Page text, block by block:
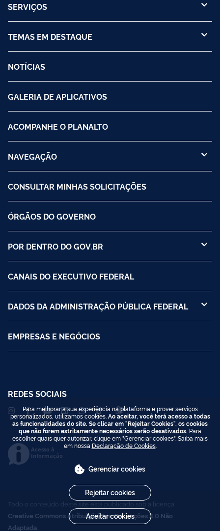
SERVIÇOS
TEMAS EM DESTAQUE
NOTÍCIAS
GALERIA DE APLICATIVOS
ACOMPANHE O PLANALTO
NAVEGAÇÃO
CONSULTAR MINHAS SOLICITAÇÕES
ÓRGÃOS DO GOVERNO
POR DENTRO DO GOV.BR
CANAIS DO EXECUTIVO FEDERAL
DADOS DA ADMINISTRAÇÃO PÚBLICA FEDERAL
EMPRESAS E NEGÓCIOS
REDES SOCIAIS
Acesso à
Informação
Todo o conteúdo deste site está publicado sob a licença
Creative Commons Atribuição-SemDerivações 3.0 Não
Adaptada
Para melhorar a sua experiência na plataforma e prover serviços
personalizados, utilizamos cookies. Ao aceitar, você terá acesso a todas
as funcionalidades do site. Se clicar em "Rejeitar Cookies", os cookies
que não forem estritamente necessários serão desativados. Para
escolher quais quer autorizar, clique em "Gerenciar cookies". Saiba mais
em nossa Declaração de Cookies.
Gerenciar cookies
Rejeitar cookies
Aceitar cookies